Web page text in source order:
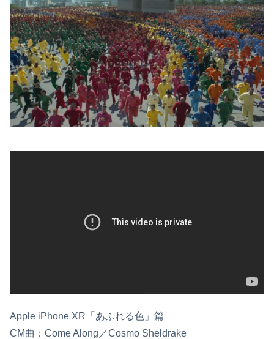
Apple iPhone XR「あふれる色」篇
CM曲：Come Along／Cosmo Sheldrake